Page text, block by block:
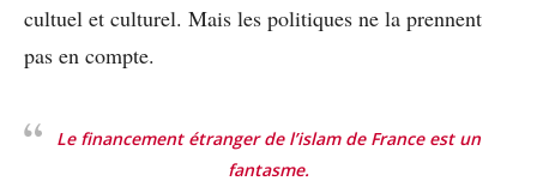
cultuel et culturel. Mais les politiques ne la prennent
pas en compte.
Le financement étranger de l’islam de France est un
fantasme.